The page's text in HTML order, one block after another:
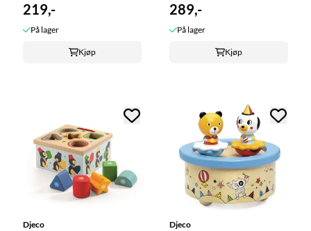
219,-
På lager
Kjøp
289,-
På lager
Kjøp
Djeco Djeco